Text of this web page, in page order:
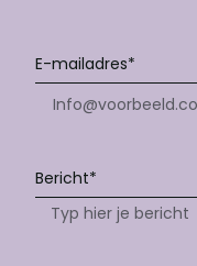
E-mailadres*
Bericht*